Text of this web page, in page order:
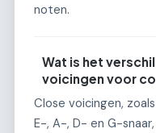
noten.
Wat is het
voicingen voor
Close voicingen,
E-, A-, D- en G-